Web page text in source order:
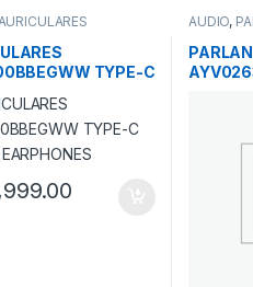
TYPE-C
AUDIO,